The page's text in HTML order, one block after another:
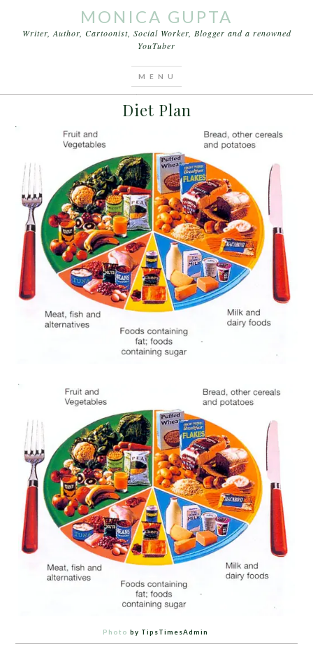
MONICA GUPTA
Writer, Author, Cartoonist, Social Worker, Blogger and a renowned
YouTuber
Diet Plan
Photo by TipsTimesAdmin